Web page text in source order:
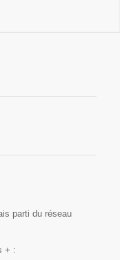
parti du réseau
+ :